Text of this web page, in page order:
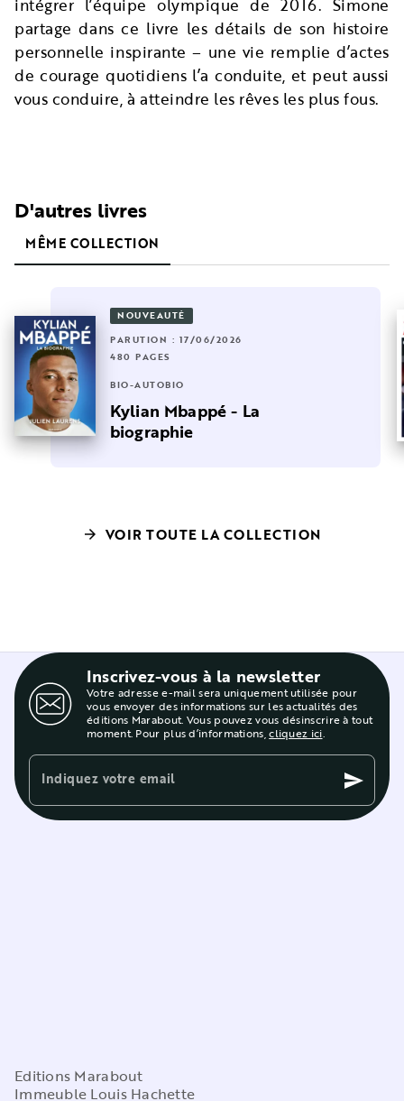
intégrer l’équipe olympique de 2016. Simone
partage dans ce livre les détails de son histoire
personnelle inspirante – une vie remplie d’actes
de courage quotidiens l’a conduite, et peut aussi
vous conduire, à atteindre les rêves les plus fous.
D'autres livres
MÊME COLLECTION
NOUVEAUTÉ
PARUTION : 17/06/2026
480 PAGES
BIO-AUTOBIO
Kylian Mbappé - La
biographie
arrow_forward VOIR TOUTE LA COLLECTION
Inscrivez-vous à la newsletter
Votre adresse e-mail sera uniquement utilisée pour
vous envoyer des informations sur les actualités des
éditions Marabout. Vous pouvez vous désinscrire à tout
moment. Pour plus d’informations,cliquez ici.
Indiquez votre email send
Editions Marabout
Immeuble Louis Hachette